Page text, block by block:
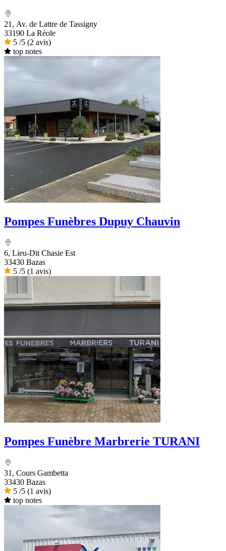
21, Av. de Lattre de Tassigny
33190 La Réole
5 /5 (2 avis)
top notes
Pompes Funèbres Dupuy Chauvin
6, Lieu-Dit Chasie Est
33430 Bazas
5 /5 (1 avis)
Pompes Funèbre Marbrerie TURANI
31, Cours Gambetta
33430 Bazas
5 /5 (1 avis)
top notes